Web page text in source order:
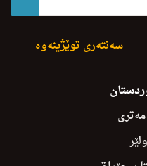
سەنتەری توێژینەوە